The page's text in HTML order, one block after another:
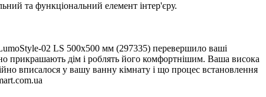
та функціональний елемент інтер'єру.
02 LS 500x500 мм (297335) перевершило ваші
прикрашають дім і роблять його комфортнішим. Ваша висока
вписалося у вашу ванну кімнату і що процес встановлення